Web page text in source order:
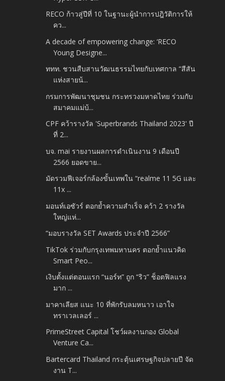
RECO ก้าวสู่ปีที่ 10 ในฐานะผู้นำการปฎิวัติการให้
คว...
A decade of empowering change: ‘RECO
Young Designe...
ททท. ชวนสืบสานวัฒนธรรมไทยกับเทศกาล “สีสัน
แห่งสายน้...
กรมการพัฒนาชุมชน กระทรวงมหาดไทย ร่วมกับ
สมาคมแม่บ้...
CPF คว้ารางวัล 'Superbrands Thailand 2023' ปี
ที่ 2...
บจ. mai รายงานผลการดำเนินงาน 9 เดือนปี
2566 ยอดขาย...
มัดรวมฟีเจอร์กล้องขั้นเทพใน “realme 11 5G และ
11x ...
มอนท์เอซัวร์ ตอกย้ำความสำเร็จ คว้า 2 รางวัล
ใหญ่แห่...
“มอบรางวัล SET Awards ประจำปี 2566”
TikTok ร่วมกับกรุงเทพมหานคร ตอกย้ำแนวคิด
Smart Peo...
เงิบตั้งแต่ตอนแรก “นอร์ท” ถูก “ริว” ช็อตฟิลแรง
มาก ...
มาคาเลียส แนะ 10 ที่พักรับลมหนาว เอาใจ
ทราเวลเลอร์ ...
PrimeStreet Capital โชว์ผลงานกอง Global
Venture Ca...
Bartercard Thailand กระตุ้นเศรษฐกิจปลายปี จัด
งาน T...